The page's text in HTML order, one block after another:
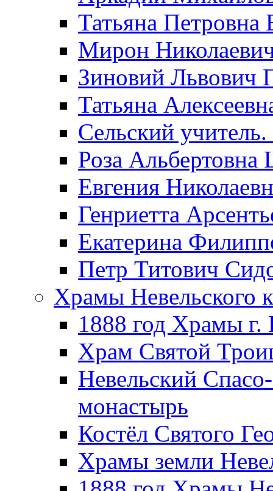
Татьяна Петровна
Мирон
Зиновий Львович
Татьяна
Сельский
Роза
Евгения
Генриетта
Екатерина
Петр Титович
Храмы Невельского
1888 год Храмы г.
Храм Святой
Невельский
монастырь
Костёл Святого
Храмы земли